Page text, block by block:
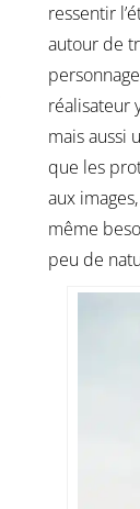
ressentir
autour de
réalisateur
mais aussi
que les
aux
même
peu de